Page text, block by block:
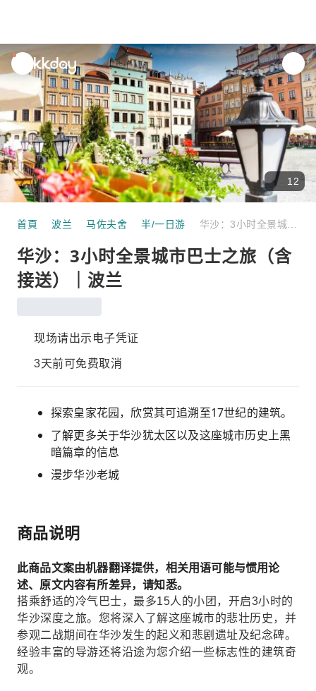
unread
notifications
12
首頁 波兰 马佐夫舍 半/一日游
华沙：3小​​时全景城市巴士之旅（含
接送）｜波兰
现场请出示电子凭证
3天前可免费取消
探索皇家花园，欣赏其可追溯至17世纪的建筑。
了解更多关于华沙犹太区以及这座城市历史上黑
暗篇章的信息
漫步华沙老城
商品说明
此商品文案由机器翻译提供，相关用语可能与惯用论
述、原文内容有所差异，请知悉。
搭乘舒适的冷气巴士，最多15人的小团，开启3小时的
华沙深度之旅。您将深入了解这座城市的悲壮历史，并
参观二战期间在华沙发生的起义和悲剧遗址及纪念碑。
经验丰富的导游还将沿途为您介绍一些标志性的建筑奇
观。